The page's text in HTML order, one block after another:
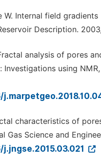
W. Internal field
Description.
analysis of pores
using
characteristics of
Gas Science and